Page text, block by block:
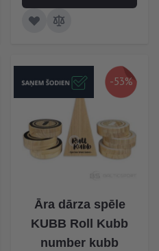
-53%
Āra dārza spēle
KUBB Roll Kubb
number kubb